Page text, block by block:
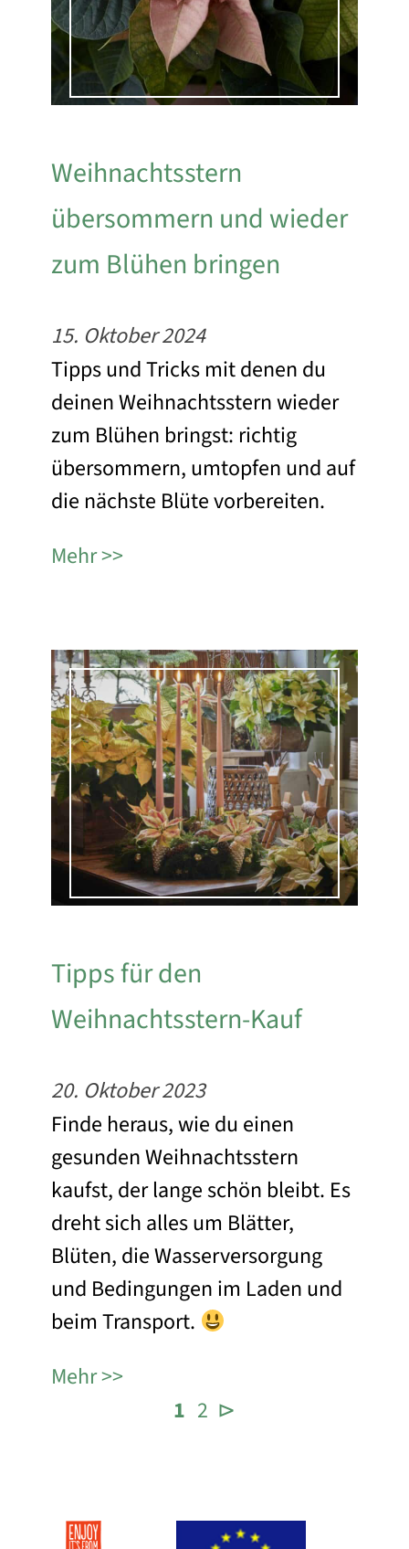
Weihnachtsstern
übersommern und wieder
zum Blühen bringen
15. Oktober 2024
Tipps und Tricks mit denen du
deinen Weihnachtsstern wieder
zum Blühen bringst: richtig
übersommern, umtopfen und auf
die nächste Blüte vorbereiten.
Mehr
Tipps für den
Weihnachtsstern-Kauf
20. Oktober 2023
Finde heraus, wie du einen
gesunden Weihnachtsstern
kaufst, der lange schön bleibt. Es
dreht sich alles um Blätter,
Blüten, die Wasserversorgung
und Bedingungen im Laden und
beim Transport.
Mehr
1 2 ⊳